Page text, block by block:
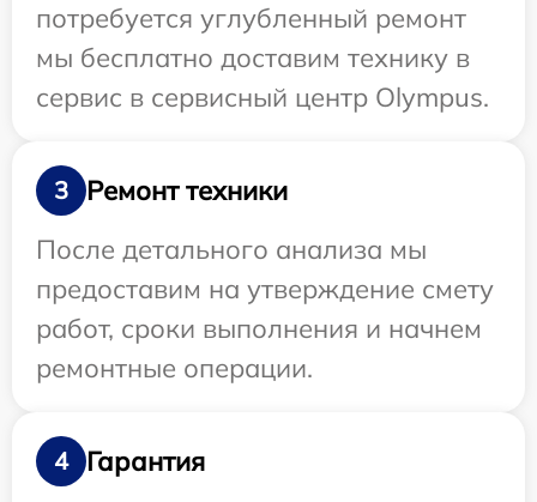
потребуется углубленный ремонт
мы бесплатно доставим технику в
сервис в сервисный центр Olympus.
3
Ремонт техники
После детального анализа мы
предоставим на утверждение смету
работ, сроки выполнения и начнем
ремонтные операции.
4
Гарантия